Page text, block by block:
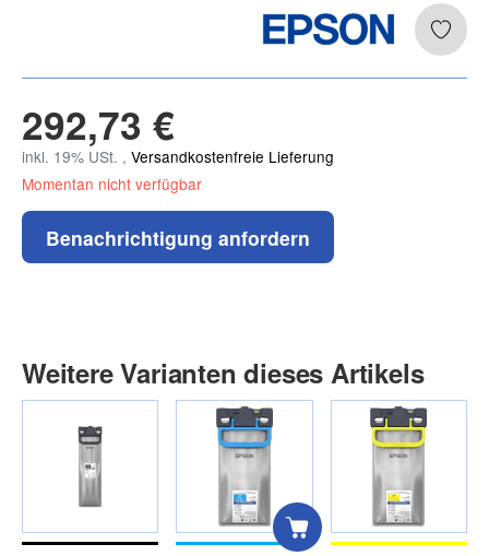
292,73 €
inkl. 19% USt. , Versandkostenfreie Lieferung
Momentan nicht verfügbar
Benachrichtigung anfordern
Weitere Varianten dieses Artikels